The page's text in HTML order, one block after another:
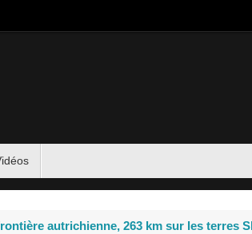
autrichienne, 263 km sur les terres